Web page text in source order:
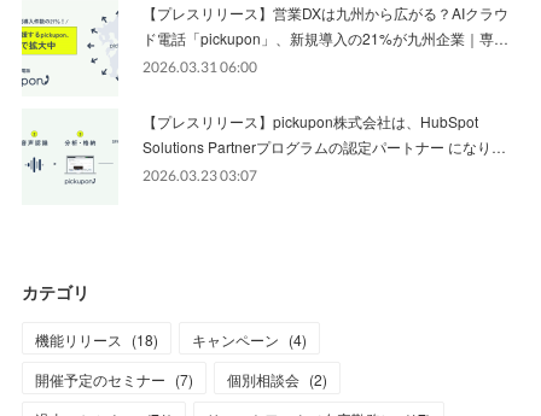
【プレスリリース】営業DXは九州から広がる？AIクラウ
ド電話「pickupon」、新規導入の21%が九州企業｜専…
2026.03.31 06:00
【プレスリリース】pickupon株式会社は、HubSpot
Solutions Partnerプログラムの認定パートナー になり…
2026.03.23 03:07
カテゴリ
機能リリース (18) キャンペーン (4)
開催予定のセミナー (7) 個別相談会 (2)